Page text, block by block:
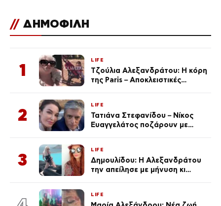
// ΔΗΜΟΦΙΛΗ
1
LIFE
Τζούλια Αλεξανδράτου: Η κόρη
της Paris – Αποκλειστικές
2
LIFE
Τατιάνα Στεφανίδου – Νίκος
Ευαγγελάτος ποζάρουν με
3
LIFE
Δημουλίδου: Η Αλεξανδράτου
την απείλησε με μήνυση κι
ποια είσαι σοκαρίστικα»
LIFE